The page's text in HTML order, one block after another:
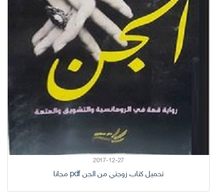
2017-12-27
تحميل كتاب زوجتي من الجن pdf مجانا